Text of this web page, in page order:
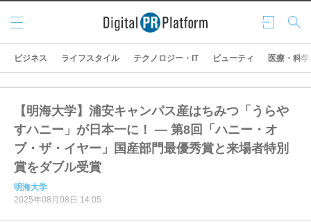
ログ
イン
検索
メニ
ュー
ビジネス ライフスタイル テクノロジー・IT ビューティ 医療・科学
【明海大学】浦安キャンパス産はちみつ「うらや
すハニー」が日本一に！ ― 第8回「ハニー・オ
ブ・ザ・イヤー」国産部門最優秀賞と来場者特別
賞をダブル受賞
明海大学
2025年08月08日 14:05